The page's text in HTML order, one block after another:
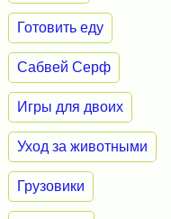
Готовить еду
Сабвей Серф
Игры для двоих
Уход за животными
Грузовики